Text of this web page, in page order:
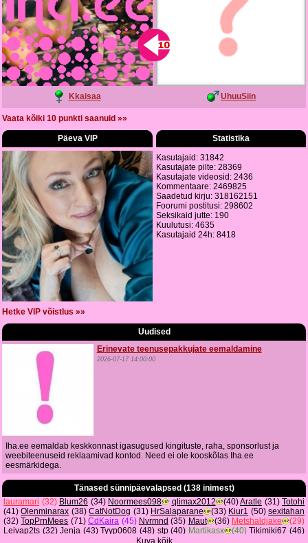
Kkaisaa UhuuSiin
Vaata kõiki 10 punkti saanuid »»
Päeva VIP
Hetke VIP võistlus »»
Statistika
Kasutajaid: 31842
Kasutajate pilte: 28369
Kasutajate videosid: 2436
Kommentaare: 2469825
Saadetud kirju: 318162151
Foorumi postitusi: 298602
Seksikaid jutte: 190
Kuulutusi: 4635
Kasutajaid 24h: 8418
Uudised
Erinevate teenusepakkujate eemaldamine
2026-07-17 14:00:00
Iha.ee eemaldab keskkonnast igasugused kingituste, raha, sponsorlust ja
weebiteenuseid reklaamivad kontod. Need ei ole kooskõlas Iha.ee
eesmärkidega.
Tänased sünnipäevalapsed (138 inimest)
lauramari (32) Blum26 (34) Noormees098 qlimax2012 (40)Aratle (31) Totohi
(41) Olenminarax (38) CatNotDog (31) HrSalaparane (33) Kiur1 (50) sexitahan
(32) TopPrnMees (71) CdKaira (45) Nvrmnd (35) Maut (36) Metshaldjake
(29)
Leivap2ts (32) Jenja (43) Tyyp0608 (48) stp(40) Martikasx (40) Tikimiki67 (46)
rirevv(50)
... Kuva kõik ...